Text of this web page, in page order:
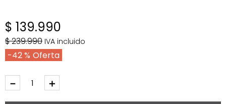
$ 139.990
$239.990 IVA incluido
42 %
＋
－